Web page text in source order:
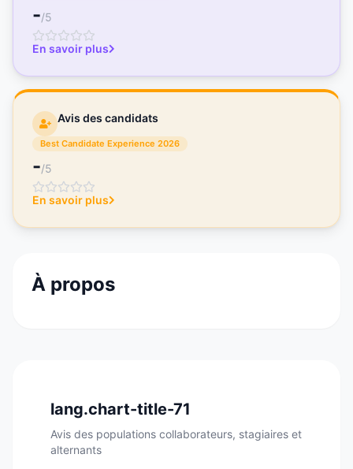
-/5
En savoir plus
Avis des candidats
Best Candidate Experience 2026
-/5
En savoir plus
À propos
chambres dans 90 pays. Son programme de
fidélité, appelé le "Hilton HHonors" regroupe
plus de 29 millions de personnes à travers le
lang.chart-title-71
Avis des populations collaborateurs, stagiaires et
alternants